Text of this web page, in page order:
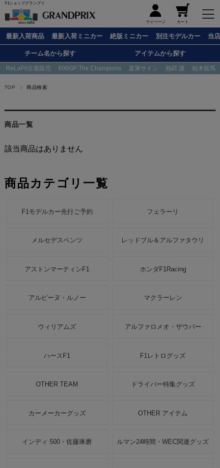
F1ショップグランプリ
マイページ カート
最新入荷商品 最新入荷ミニカー 絶版ミニカー 別注モデルカー 当
チーム名から探す アイテムから探す
ReLaPit古着販売 600GP The Champions 直筆サイン 熱田 護 柏木龍馬
TOP 商品検索
商品一覧
該当商品はありません
商品カテゴリ一覧
F1モデルカー先行ご予約 フェラーリ
メルセデスベンツ レッドブル＆アルファタウリ
アストンマーティンF1 ホンダF1Racing
アルピーヌ・ルノー マクラーレン
ウィリアムズ アルファロメオ・ザウバー
ハースF1 F1レトログッズ
OTHER TEAM ドライバー特集グッズ
カーメーカーグッズ OTHER アイテム
インディ 500・佐藤琢磨 ルマン24時間・WEC関連グッズ